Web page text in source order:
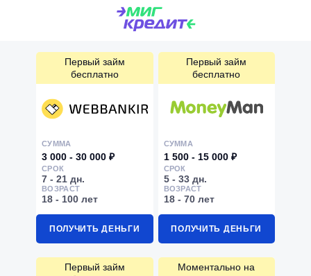
Первый займ
бесплатно
СУММА
3 000 - 30 000 ₽
СРОК
7 - 21 дн.
ВОЗРАСТ
18 - 100 лет
ПОЛУЧИТЬ ДЕНЬГИ
Первый займ
бесплатно
СУММА
1 500 - 15 000 ₽
СРОК
5 - 33 дн.
ВОЗРАСТ
18 - 70 лет
ПОЛУЧИТЬ ДЕНЬГИ
Первый займ
Моментально на